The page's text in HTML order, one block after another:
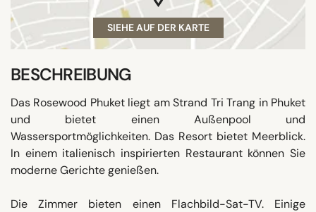
SIEHE AUF DER KARTE
BESCHREIBUNG
Das Rosewood Phuket liegt am Strand Tri Trang in Phuket
und bietet einen Außenpool und
Wassersportmöglichkeiten. Das Resort bietet Meerblick.
In einem italienisch inspirierten Restaurant können Sie
moderne Gerichte genießen.
Die Zimmer bieten einen Flachbild-Sat-TV. Einige